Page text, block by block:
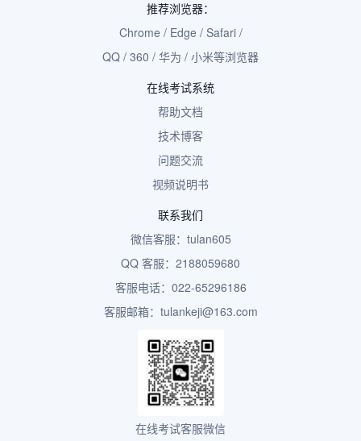
推荐浏览器：
Chrome / Edge / Safari /
QQ / 360 / 华为 / 小米等浏览器
在线考试系统
帮助文档
技术博客
问题交流
视频说明书
联系我们
微信客服：tulan605
QQ 客服：2188059680
客服电话：022-65296186
客服邮箱：tulankeji@163.com
在线考试客服微信